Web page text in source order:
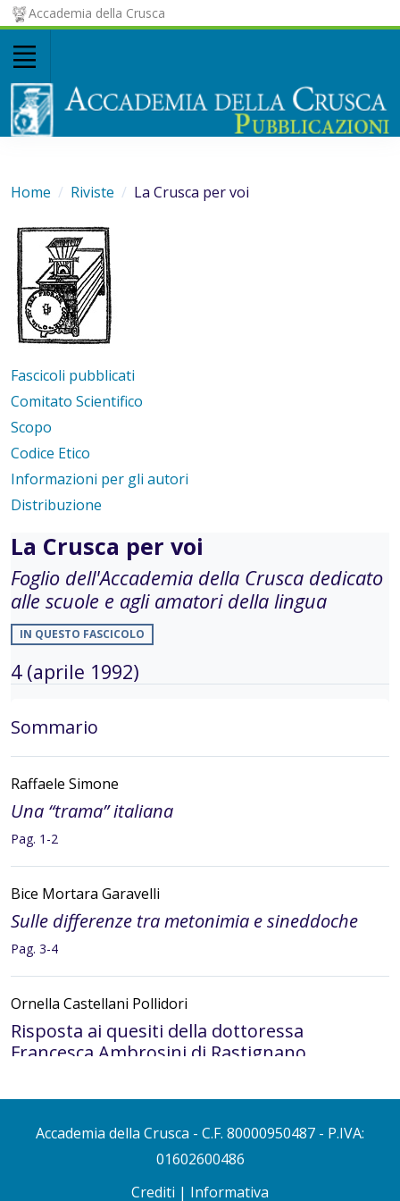
Accademia della Crusca
Home Riviste La Crusca per voi
Fascicoli pubblicati
Comitato Scientifico
Scopo
Codice Etico
Informazioni per gli autori
Distribuzione
La Crusca per voi
Foglio dell'Accademia della Crusca dedicato
alle scuole e agli amatori della lingua
IN QUESTO FASCICOLO
4 (aprile 1992)
Sommario
Raffaele Simone
Una “trama” italiana
Pag. 1-2
Bice Mortara Garavelli
Sulle differenze tra metonimia e sineddoche
Pag. 3-4
Ornella Castellani Pollidori
Risposta ai quesiti della dottoressa
Francesca Ambrosini di Rastignano
apparente e reciproco
Accademia della Crusca - C.F. 80000950487 - P.IVA:
01602600486
Crediti | Informativa